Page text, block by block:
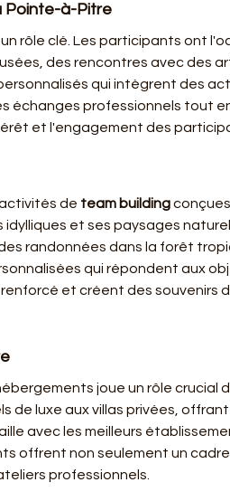
Pointe-à-Pitre
rôle clé. Les participants ont
des rencontres avec des
qui intègrent des
échanges professionnels tout
et l'engagement des
de team building
et ses paysages
randonnées dans la forêt
qui répondent aux
et créent des souvenirs
joue un rôle crucial
de luxe aux villas privées,
avec les meilleurs
offrent non seulement un
professionnels.